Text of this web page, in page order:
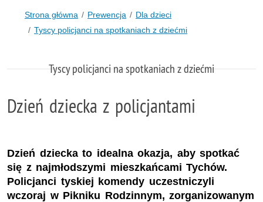
Strona główna Prewencja
Dla dzieci
Tyscy policjanci na spotkaniach z dziećmi
Tyscy policjanci na spotkaniach z dziećmi
Dzień dziecka z policjantami
Dzień dziecka to idealna okazja, aby spotkać
się z najmłodszymi mieszkańcami Tychów.
Policjanci tyskiej komendy uczestniczyli
wczoraj w Pikniku Rodzinnym, zorganizowanym